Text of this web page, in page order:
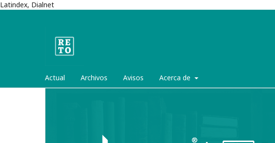
Latindex, Dialnet
Actual Archivos Avisos Acerca de